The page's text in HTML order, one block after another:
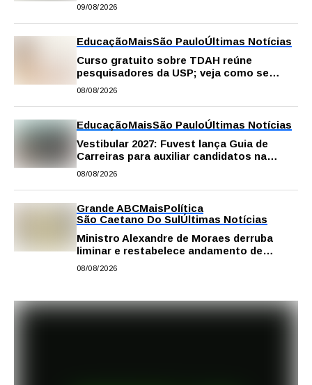
09/08/2026
EducaçãoMaisSão PauloÚltimas Notícias
Curso gratuito sobre TDAH reúne
pesquisadores da USP; veja como se
inscrever
08/08/2026
EducaçãoMaisSão PauloÚltimas Notícias
Vestibular 2027: Fuvest lança Guia de
Carreiras para auxiliar candidatos na
escolha da profissão
08/08/2026
Grande ABCMaisPolítica
São Caetano Do SulÚltimas Notícias
Ministro Alexandre de Moraes derruba
liminar e restabelece andamento de
comissão processante contra vereador
08/08/2026